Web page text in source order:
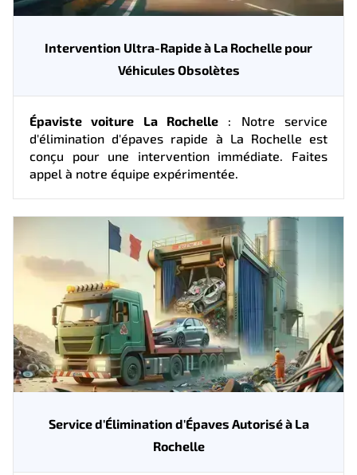
Intervention Ultra-Rapide à La Rochelle pour
Véhicules Obsolètes
Épaviste voiture La Rochelle : Notre service
d'élimination d'épaves rapide à La Rochelle est
conçu pour une intervention immédiate. Faites
appel à notre équipe expérimentée.
Service d'Élimination d'Épaves Autorisé à La
Rochelle